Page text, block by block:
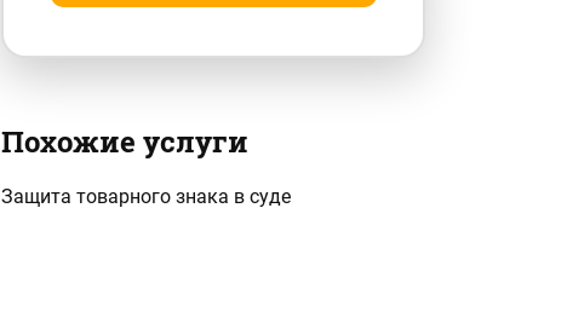
Похожие услуги
Защита товарного знака в суде